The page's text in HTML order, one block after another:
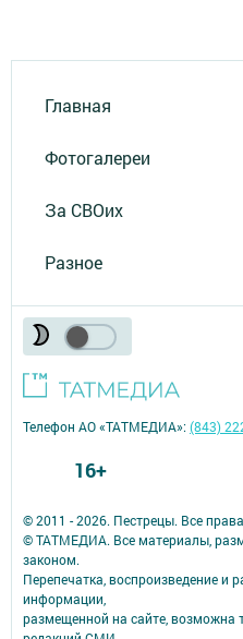
Главная
Фотогалереи
За СВОих
Разное
© 2011 - 2026. Пестрецы. Все
© ТАТМЕДИА. Все материалы,
законом.
Перепечатка, воспроизведение и
информации,
размещенной на сайте, возможна
Телефон АО «ТАТМЕДИА»:(843)
16+